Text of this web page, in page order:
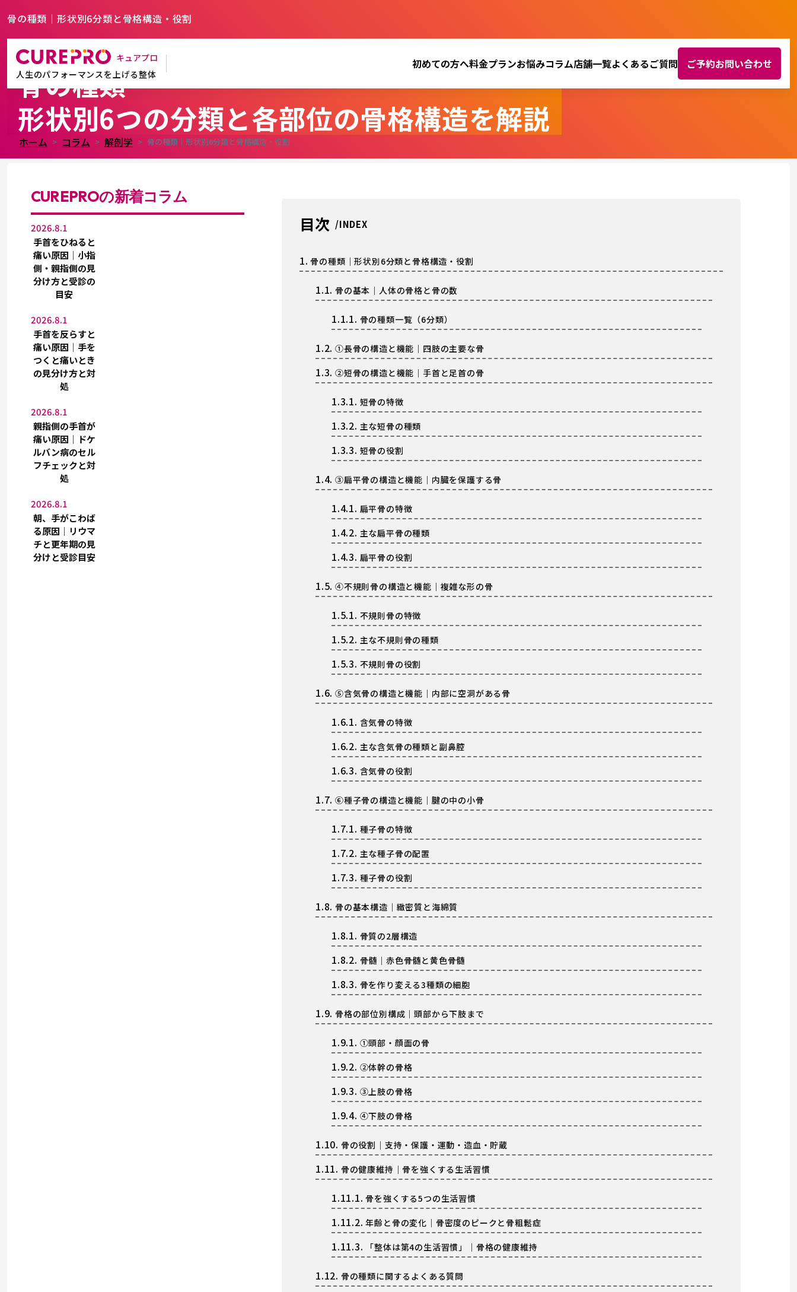
キュアプロ
人生のパフォーマンスを上げる整体
初めての方へ料金プランお悩みコラム店舗一覧よくあるご質問 ご予約お問い合わせ
骨の種類
形状別6つの分類と各部位の骨格構造を解説
ホーム コラム 解剖学 骨の種類｜形状別6分類と骨格構造・役割
目次
1. 骨の種類｜形状別6分類と骨格構造・役割
1.1. 骨の基本｜人体の骨格と骨の数
1.1.1. 骨の種類一覧（6分類）
1.2. ①長骨の構造と機能｜四肢の主要な骨
1.3. ②短骨の構造と機能｜手首と足首の骨
1.3.1. 短骨の特徴
1.3.2. 主な短骨の種類
1.3.3. 短骨の役割
1.4. ③扁平骨の構造と機能｜内臓を保護する骨
1.4.1. 扁平骨の特徴
1.4.2. 主な扁平骨の種類
1.4.3. 扁平骨の役割
1.5. ④不規則骨の構造と機能｜複雑な形の骨
1.5.1. 不規則骨の特徴
1.5.2. 主な不規則骨の種類
1.5.3. 不規則骨の役割
1.6. ⑤含気骨の構造と機能｜内部に空洞がある骨
1.6.1. 含気骨の特徴
1.6.2. 主な含気骨の種類と副鼻腔
1.6.3. 含気骨の役割
1.7. ⑥種子骨の構造と機能｜腱の中の小骨
1.7.1. 種子骨の特徴
1.7.2. 主な種子骨の配置
1.7.3. 種子骨の役割
1.8. 骨の基本構造｜緻密質と海綿質
1.8.1. 骨質の2層構造
1.8.2. 骨髄｜赤色骨髄と黄色骨髄
1.8.3. 骨を作り変える3種類の細胞
1.9. 骨格の部位別構成｜頭部から下肢まで
1.9.1. ①頭部・顔面の骨
1.9.2. ②体幹の骨格
1.9.3. ③上肢の骨格
1.9.4. ④下肢の骨格
1.10. 骨の役割｜支持・保護・運動・造血・貯蔵
1.11. 骨の健康維持｜骨を強くする生活習慣
1.11.1. 骨を強くする5つの生活習慣
1.11.2. 年齢と骨の変化｜骨密度のピークと骨粗鬆症
1.11.3. 「整体は第4の生活習慣」｜骨格の健康維持
1.12. 骨の種類に関するよくある質問
骨の種類｜形状別6分類と骨格構造・役割
CUREPROの新着コラム
2026.8.1
手首をひねると
痛い原因｜小指
側・親指側の見
分け方と受診の
目安
2026.8.1
手首を反らすと
痛い原因｜手を
つくと痛いとき
の見分け方と対
処
2026.8.1
親指側の手首が
痛い原因｜ドケ
ルバン病のセル
フチェックと対
処
2026.8.1
朝、手がこわば
る原因｜リウマ
チと更年期の見
分けと受診目安